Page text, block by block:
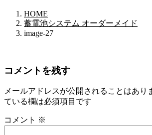
HOME
蓄電池システム オーダーメイド
image-27
コメントを残す
メールアドレスが公開されることはあり
ている欄は必須項目です
コメント ※